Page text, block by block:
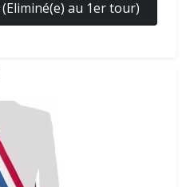
(Eliminé(e) au 1er tour)